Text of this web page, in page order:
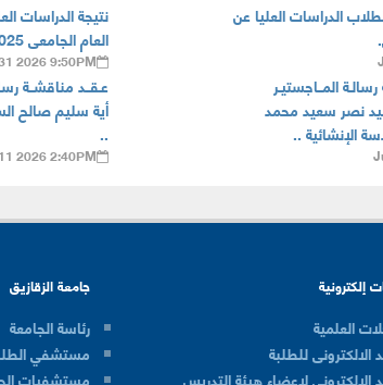
نتيجة الدراسات
العام الجامعى 2026/2025.
2026 9:50PM
الدراسات العليا عن
عـقــد مناقشــة
أية سليم صالح
..
2026 2:40PM
المــاجستيـر
نصر سعيد محمد
الإنشائية ..
جامعة الزقازيق
رئاسة الجامعة
مستشفي
مستشفيات
إلكترونية
العلمية
الالكترونى للطلبة
الالكترونى لاعضاء هيئة التدريس